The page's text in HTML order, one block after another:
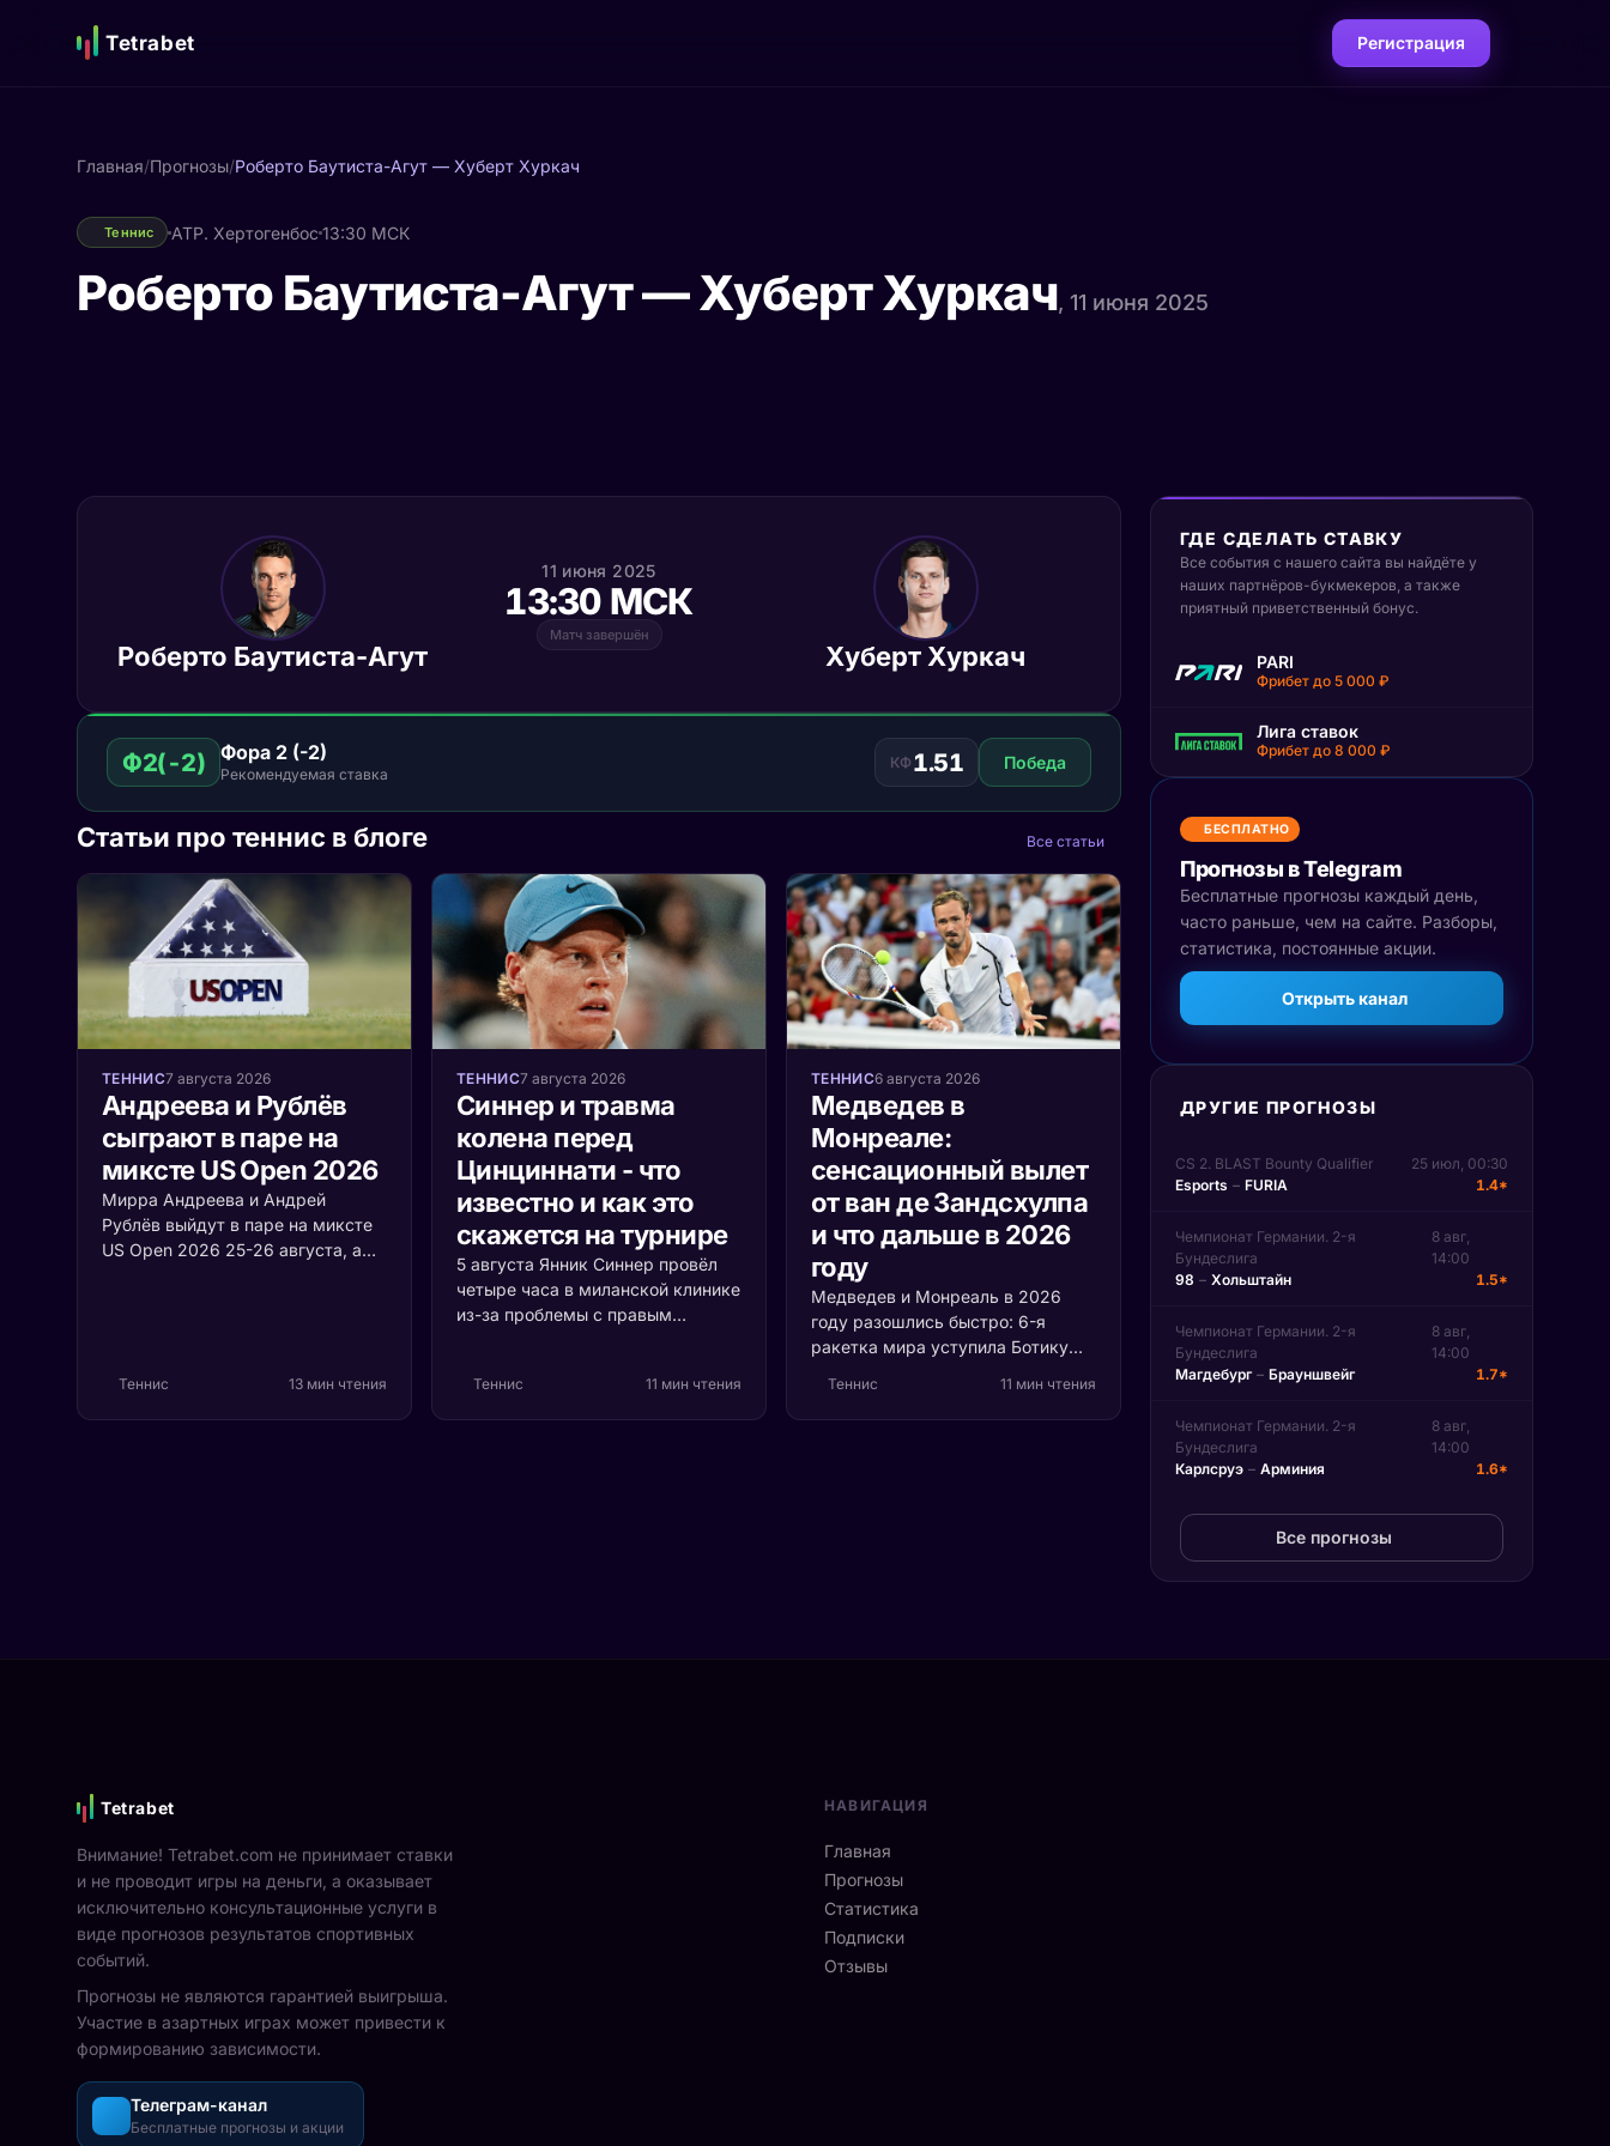
Tetrabet Регистрация
Главная/Прогнозы/Роберто Баутиста-Агут — Хуберт Хуркач
Теннис ATP. Хертогенбос 13:30 МСК
Роберто Баутиста-Агут — Хуберт Хуркач, 11 июня 2025
Роберто Баутиста-Агут
11 июня 2025
13:30 МСК
Матч завершён
Хуберт Хуркач
Ф2(-2) Фора 2 (-2)
Рекомендуемая ставка
КФ 1.51 Победа
Статьи про теннис в блоге Все статьи
ТЕННИС7 августа 2026
Андреева и Рублёв
сыграют в паре на
миксте US Open 2026
Мирра Андреева и Андрей
Рублёв выйдут в паре на миксте
US Open 2026 25-26 августа, а
Теннис 13 мин чтения
ТЕННИС7 августа 2026
Синнер и травма
колена перед
Цинциннати - что
известно и как это
скажется на турнире
5 августа Янник Синнер провёл
четыре часа в миланской клинике
из-за проблемы с правым
серьёзно и кто выигрывает, если
Теннис 11 мин чтения
ТЕННИС6 августа 2026
Медведев в
Монреале:
сенсационный вылет
от ван де Зандсхулпа
и что дальше в 2026
году
Медведев и Монреаль в 2026
году разошлись быстро: 6-я
ракетка мира уступила Ботику
минуту. Разбираем, что
Теннис 11 мин чтения
ГДЕ СДЕЛАТЬ СТАВКУ
Все события с нашего сайта вы найдёте у
наших партнёров-букмекеров, а также
приятный приветственный бонус.
PARI
Фрибет до 5 000 ₽
Лига ставок
Фрибет до 8 000 ₽
БЕСПЛАТНО
Прогнозы в Telegram
Бесплатные прогнозы каждый день,
часто раньше, чем на сайте. Разборы,
статистика, постоянные акции.
Открыть канал
ДРУГИЕ ПРОГНОЗЫ
CS 2. BLAST Bounty Qualifier
25 июл, 00:30
Esports – FURIA 1.4*
Чемпионат Германии. 2-я
Бундеслига
8 авг,
14:00
98 – Хольштайн 1.5*
Чемпионат Германии. 2-я
Бундеслига
8 авг,
14:00
Магдебург – Брауншвейг 1.7*
Чемпионат Германии. 2-я
Бундеслига
8 авг,
14:00
Карлсруэ – Арминия 1.6*
Все прогнозы
Tetrabet
Внимание! Tetrabet.com не принимает ставки
и не проводит игры на деньги, а оказывает
исключительно консультационные услуги в
виде прогнозов результатов спортивных
событий.
Прогнозы не являются гарантией выигрыша.
Участие в азартных играх может привести к
формированию зависимости.
Телеграм-канал
Бесплатные прогнозы и акции
НАВИГАЦИЯ
Главная
Прогнозы
Статистика
Подписки
Отзывы